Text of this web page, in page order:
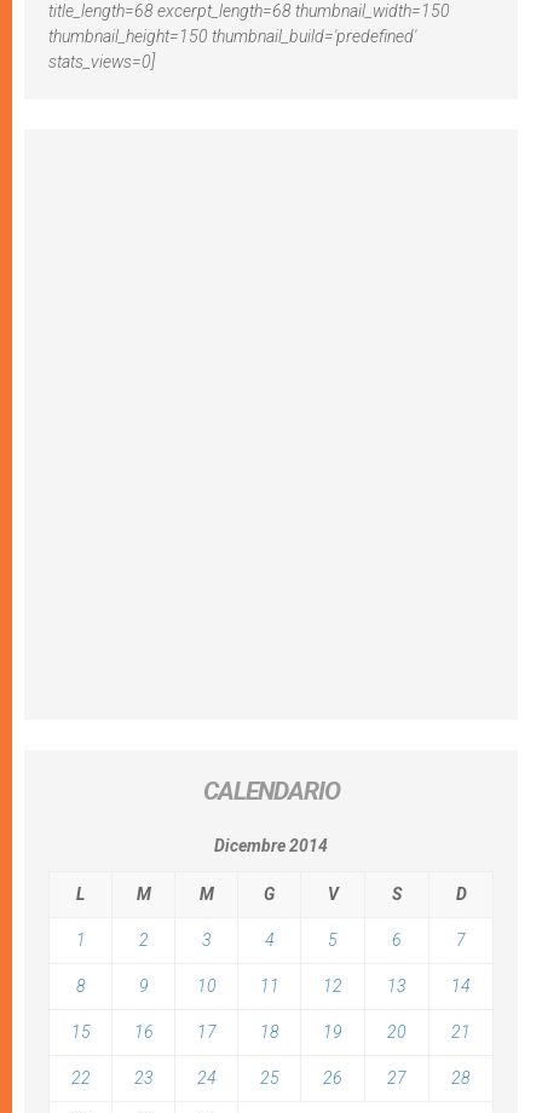
title_length=68 excerpt_length=68 thumbnail_width=150
thumbnail_height=150 thumbnail_build='predefined'
stats_views=0]
CALENDARIO
Dicembre 2014
L M M G V S D
1 2 3 4 5 6 7
8 9 10 11 12 13 14
15 16 17 18 19 20 21
22 23 24 25 26 27 28